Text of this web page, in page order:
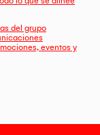
del grupo
eventos y